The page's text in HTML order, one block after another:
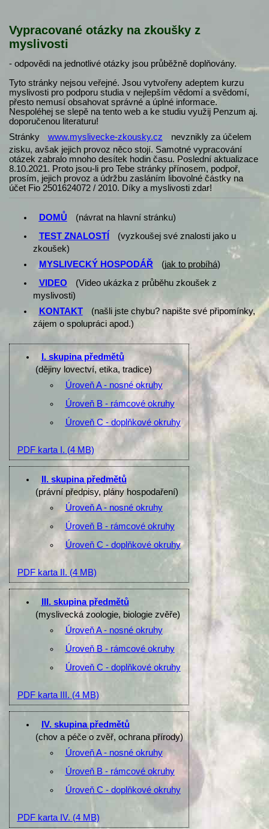
Vypracované otázky na zkoušky z
myslivosti
- odpovědi na jednotlivé otázky jsou průběžně doplňovány.
Tyto stránky nejsou veřejné. Jsou vytvořeny adeptem kurzu
myslivosti pro podporu studia v nejlepším vědomí a svědomí,
přesto nemusí obsahovat správné a úplné informace.
Nespoléhej se slepě na tento web a ke studiu využij Penzum aj.
doporučenou literaturu!
Stránky
www.myslivecke-zkousky.cz
nevznikly za účelem
zisku, avšak jejich provoz něco stojí. Samotné vypracování
otázek zabralo mnoho desítek hodin času. Poslední aktualizace
8.10.2021. Proto jsou-li pro Tebe stránky přínosem, podpoř,
prosím, jejich provoz a údržbu zasláním libovolné částky na
účet Fio 2501624072 / 2010. Díky a myslivosti zdar!
DOMŮ
(návrat na hlavní stránku)
TEST ZNALOSTÍ
(vyzkoušej své znalosti jako u
zkoušek)
MYSLIVECKÝ HOSPODÁŘ
(jak to probíhá)
VIDEO
(Video ukázka z průběhu zkoušek z
myslivosti)
KONTAKT
(našli jste chybu? napište své připomínky,
zájem o spolupráci apod.)
I. skupina předmětů
(dějiny lovectví, etika, tradice)
Úroveň A - nosné okruhy
Úroveň B - rámcové okruhy
Úroveň C - doplňkové okruhy
PDF karta I. (4 MB)
II. skupina předmětů
(právní předpisy, plány hospodaření)
Úroveň A - nosné okruhy
Úroveň B - rámcové okruhy
Úroveň C - doplňkové okruhy
PDF karta II. (4 MB)
III. skupina předmětů
(myslivecká zoologie, biologie zvěře)
Úroveň A - nosné okruhy
Úroveň B - rámcové okruhy
Úroveň C - doplňkové okruhy
PDF karta III. (4 MB)
IV. skupina předmětů
(chov a péče o zvěř, ochrana přírody)
Úroveň A - nosné okruhy
Úroveň B - rámcové okruhy
Úroveň C - doplňkové okruhy
PDF karta IV. (4 MB)